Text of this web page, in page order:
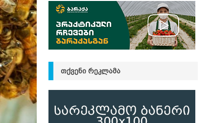
ᲗᲥᲕᲔᲜᲘ ᲠᲔᲙᲚᲐᲛᲐ